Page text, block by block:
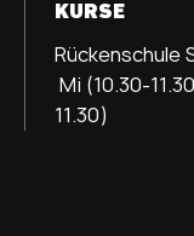
KURSE
Rückenschule
Mi (10.30-
11.30)